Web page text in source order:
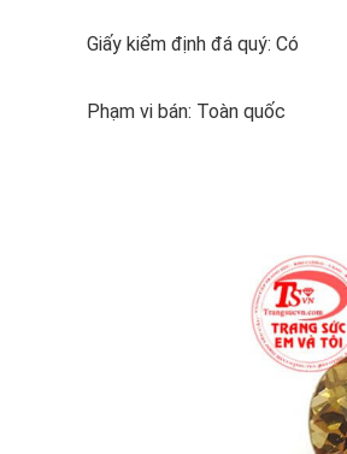
Giấy kiểm định đá quý: Có
Phạm vi bán: Toàn quốc